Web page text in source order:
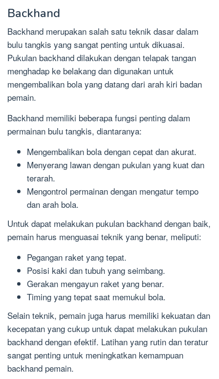
Backhand
Backhand merupakan salah satu teknik dasar dalam
bulu tangkis yang sangat penting untuk dikuasai.
Pukulan backhand dilakukan dengan telapak tangan
menghadap ke belakang dan digunakan untuk
mengembalikan bola yang datang dari arah kiri badan
pemain.
Backhand memiliki beberapa fungsi penting dalam
permainan bulu tangkis, diantaranya:
Mengembalikan bola dengan cepat dan akurat.
Menyerang lawan dengan pukulan yang kuat dan
terarah.
Mengontrol permainan dengan mengatur tempo
dan arah bola.
Untuk dapat melakukan pukulan backhand dengan baik,
pemain harus menguasai teknik yang benar, meliputi:
Pegangan raket yang tepat.
Posisi kaki dan tubuh yang seimbang.
Gerakan mengayun raket yang benar.
Timing yang tepat saat memukul bola.
Selain teknik, pemain juga harus memiliki kekuatan dan
kecepatan yang cukup untuk dapat melakukan pukulan
backhand dengan efektif. Latihan yang rutin dan teratur
sangat penting untuk meningkatkan kemampuan
backhand pemain.